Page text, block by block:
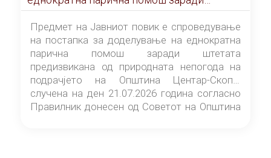
штетата предизвикана од природната
непогода на подрачјето на Општина
Центар-Скопје случена на ден 21.07.2026
година
Предмет на Јавниот повик е спроведување
на постапка за доделување на еднократна
парична помош заради штетата
предизвикана од природната непогода на
подрачјето на Општина Центар-Скопје
случена на ден 21.07.2026 година согласно
Правилник донесен од Советот на Општина